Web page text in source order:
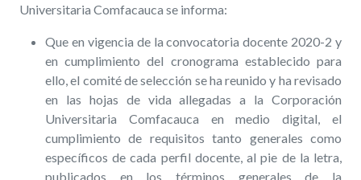
Universitaria Comfacauca se informa:
Que en vigencia de la convocatoria docente 2020-2 y
en cumplimiento del cronograma establecido para
ello, el comité de selección se ha reunido y ha revisado
en las hojas de vida allegadas a la Corporación
Universitaria Comfacauca en medio digital, el
cumplimiento de requisitos tanto generales como
específicos de cada perfil docente, al pie de la letra,
publicados en los términos generales de la